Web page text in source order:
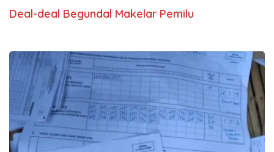
Deal-deal Begundal Makelar Pemilu